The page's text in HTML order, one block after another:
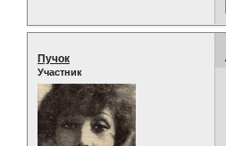
Пучок
Участник